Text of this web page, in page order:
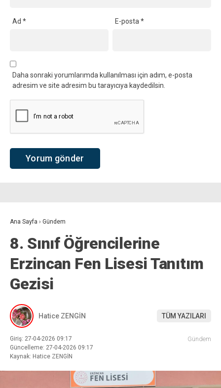
Ad * E-posta*
Daha sonraki yorumlarımda kullanılması için adım, e-posta
adresim ve site adresim bu tarayıcıya kaydedilsin.
Ana Sayfa › Gündem
8. Sınıf Öğrencilerine
Erzincan Fen Lisesi Tanıtım
Gezisi
Hatice ZENGİN TÜM YAZILARI
Giriş: 27-04-2026 09:17
Güncelleme: 27-04-2026 09:17
Kaynak: Hatice ZENGİN
Gündem